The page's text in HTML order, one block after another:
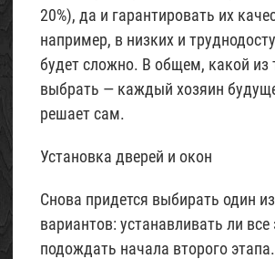
20%), да и гарантировать их
например, в низких и
будет сложно. В общем, какой из
выбрать — каждый хозяин
решает сам.
Установка дверей и окон
Снова придется выбирать один
вариантов: устанавливать ли все
подождать начала второго